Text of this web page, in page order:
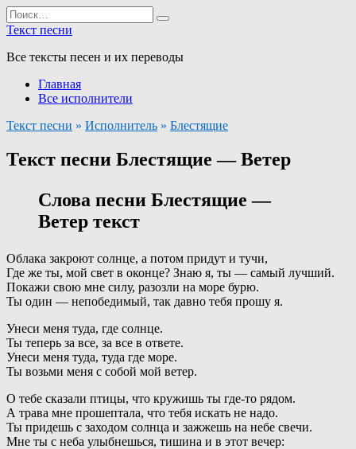
Перейти
к
Search
for:
Текст песни
Все тексты песен и их переводы
Главная
Все исполнители
Текст песни » Исполнитель » Блестящие
Текст песни Блестящие — Ветер
Слова песни Блестящие —
Ветер текст
Облака закроют солнце, а потом придут и тучи,
Где же ты, мой свет в оконце? Знаю я, ты — самый лучший.
Покажи свою мне силу, разозли на море бурю.
Ты один — непобедимый, так давно тебя прошу я.
Унеси меня туда, где солнце.
Ты теперь за все, за все в ответе.
Унеси меня туда, туда где море.
Ты возьми меня с собой мой ветер.
О тебе сказали птицы, что кружишь ты где-то рядом.
А трава мне прошептала, что тебя искать не надо.
Ты придешь с заходом солнца и зажжешь на небе свечи.
Мне ты с неба улыбнешься, тишина и в этот вечер: